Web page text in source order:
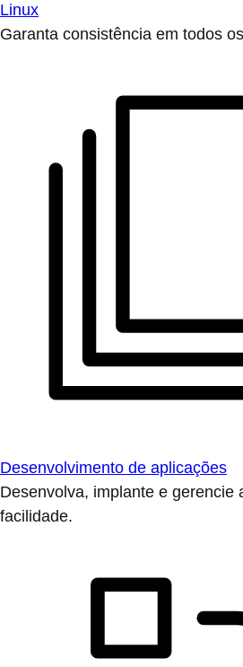
Linux
Garanta consistência em todos
Desenvolvimento de aplicações
Desenvolva, implante e gerencie
facilidade.